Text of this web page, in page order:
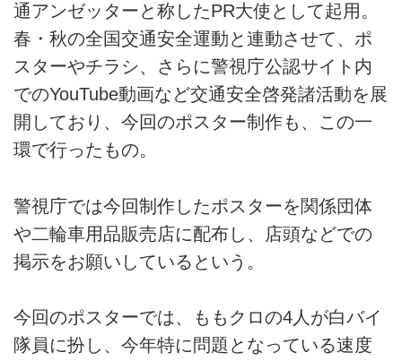
通アンゼッターと称したPR大使として起用。
春・秋の全国交通安全運動と連動させて、ポ
スターやチラシ、さらに警視庁公認サイト内
でのYouTube動画など交通安全啓発諸活動を展
開しており、今回のポスター制作も、この一
環で行ったもの。
警視庁では今回制作したポスターを関係団体
や二輪車用品販売店に配布し、店頭などでの
掲示をお願いしているという。
今回のポスターでは、ももクロの4人が白バイ
隊員に扮し、今年特に問題となっている速度